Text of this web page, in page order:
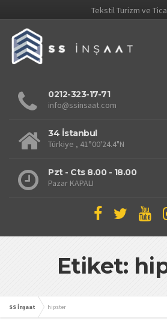
Tekstil Turizm ve
Do you own this website?
0212-323-17-71
info@ssinsaat.com
34 İstanbul
Türkiye , 41°00'24.4"N
Pzt - Cts 8.00 - 18.00
Pazar KAPALI
Etiket:
SS İnşaat hipster